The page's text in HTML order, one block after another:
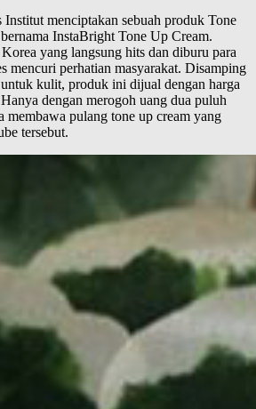
Institut menciptakan sebuah produk Tone
InstaBright Tone Up Cream.
yang langsung hits dan diburu para
mencuri perhatian masyarakat. Disamping
kulit, produk ini dijual dengan harga
dengan merogoh uang dua puluh
membawa pulang tone up cream yang
tersebut.